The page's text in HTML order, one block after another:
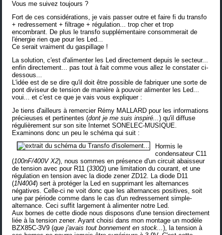
Vous me suivez toujours ?
Fort de ces considérations, je vais passer outre et faire fi du transfo
+ redressement + filtrage + régulation... trop cher et trop
encombrant. De plus le transfo supplémentaire consommerait de
l'énergie rien que pour les Led...
Ce serait vraiment du gaspillage !
La solution, c'est d'alimenter les Led directement depuis le secteur...
enfin directement... pas tout à fait comme vous allez le constater ci-
dessous...
L'idée est de se dire qu'il doit être possible de fabriquer une sorte de
pont diviseur de tension de manière à pouvoir alimenter les Led...
voui... et c'est ce que je vais vous expliquer :
Je tiens d'ailleurs à remercier Rémy MALLARD pour les informations
précieuses et pertinentes (dont je me suis inspiré...) qu'il diffuse
régulièrement sur son site InternetSONELEC-MUSIQUE.
Examinons donc un peu le schéma qui suit :
Hormis le
condensateur C11
(100nF/400V X2), nous sommes en présence d'un circuit abaisseur
de tension avec pour R11 (330Ω) une limitation du courant, et une
régulation en tension avec la diode zener ZD12. La diode D11
(1N4004) sert à protéger la Led en supprimant les alternances
négatives. Celle-ci ne voit donc que les alternances positives, soit
une par période comme dans le cas d'un redressement simple-
alternance. Ceci suffit largement à alimenter notre Led.
Aux bornes de cette diode nous disposons d'une tension directement
liée à la tension zener. Ayant choisi dans mon montage un modèle
BZX85C-3V9 (que j'avais tout bonnement en stock...), la tension à